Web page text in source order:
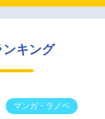
ンキング
マンガ・ラノベ